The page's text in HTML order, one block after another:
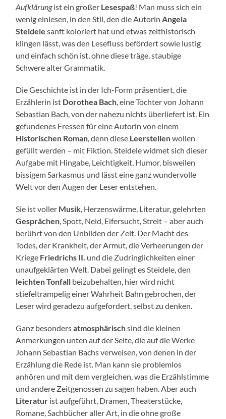
Aufklärungist ein großer Lesespaß! Man muss sich ein
wenig einlesen, in den Stil, den die AutorinAngela
Steidele sanft koloriert hat und etwas zeithistorisch
klingen lässt, was den Lesefluss befördert sowie lustig
und einfach schön ist, ohne diese träge, staubige
Schwere alter Grammatik.
Die Geschichte ist in der Ich-Form präsentiert, die
Erzählerin ist Dorothea Bach, eine Tochter von Johann
Sebastian Bach, von der nahezu nichts überliefert ist. Ein
gefundenes Fressen für eine Autorin von einem
Historischen Roman, denn diese Leerstellenwollen
gefüllt werden – mit Fiktion. Steidele widmet sich dieser
Aufgabe mit Hingabe, Leichtigkeit, Humor, bisweilen
bissigem Sarkasmus und lässt eine ganz wundervolle
Welt vor den Augen der Leser entstehen.
Sie ist voller Musik, Herzenswärme, Literatur, gelehrten
Gesprächen, Spott, Neid, Eifersucht, Streit – aber auch
berührt von den Unbilden der Zeit. Der Macht des
Todes, der Krankheit, der Armut, die Verheerungen der
Kriege Friedrichs II. und die Zudringlichkeiten einer
unaufgeklärten Welt. Dabei gelingt es Steidele, den
leichten Tonfall beizubehalten, hier wird nicht
stiefeltrampelig einer Wahrheit Bahn gebrochen, der
Leser wird geradezu aufgefordert, selbst zu denken.
Ganz besondersatmosphärischsind die kleinen
Anmerkungen unten auf der Seite, die auf die Werke
Johann Sebastian Bachs verweisen, von denen in der
Erzählung die Rede ist. Man kann sie problemlos
anhören und mit dem vergleichen, was die Erzählstimme
und andere Zeitgenossen zu sagen haben. Aber auch
Literatur ist aufgeführt, Dramen, Theaterstücke,
Romane, Sachbücher aller Art, in die ohne große